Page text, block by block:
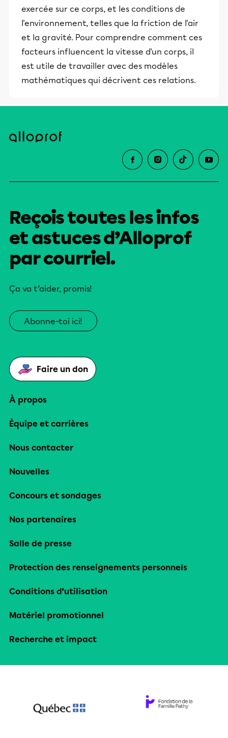
exercée sur ce corps, et les conditions de
l'environnement, telles que la friction de l'air
et la gravité. Pour comprendre comment ces
facteurs influencent la vitesse d'un corps, il
est utile de travailler avec des modèles
mathématiques qui décrivent ces relations.
Reçois toutes les infos
et astuces d’Alloprof
par courriel.
Ça va t’aider, promis!
Abonne-toi ici!
Faire un don
À propos
Équipe et carrières
Nous contacter
Nouvelles
Concours et sondages
Nos partenaires
Salle de presse
Protection des renseignements personnels
Conditions d’utilisation
Matériel promotionnel
Recherche et impact